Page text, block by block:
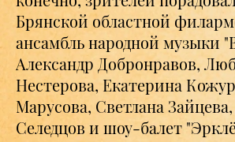
Брянской областной
ансамбль народной музыки
Александр Добронравов,
Нестерова, Екатерина
Марусова, Светлана
Селедцов и шоу-балет